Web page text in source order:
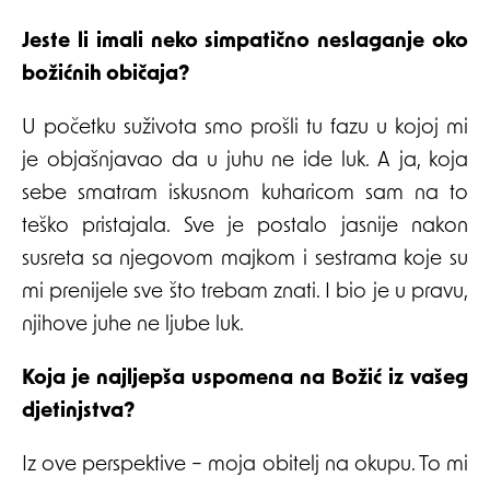
Jeste li imali neko simpatično neslaganje oko
božićnih običaja?
U početku suživota smo prošli tu fazu u kojoj mi
je objašnjavao da u juhu ne ide luk. A ja, koja
sebe smatram iskusnom kuharicom sam na to
teško pristajala. Sve je postalo jasnije nakon
susreta sa njegovom majkom i sestrama koje su
mi prenijele sve što trebam znati. I bio je u pravu,
njihove juhe ne ljube luk.
Koja je najljepša uspomena na Božić iz vašeg
djetinjstva?
Iz ove perspektive – moja obitelj na okupu. To mi